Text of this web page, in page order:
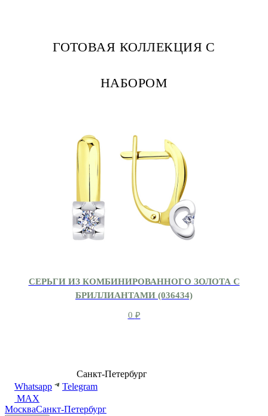
ГОТОВАЯ КОЛЛЕКЦИЯ С
НАБОРОМ
СЕРЬГИ ИЗ КОМБИНИРОВАННОГО ЗОЛОТА С
БРИЛЛИАНТАМИ (036434)
0 ₽
Санкт-Петербург
Whatsapp
Telegram
MAX
МоскваСанкт-Петербург